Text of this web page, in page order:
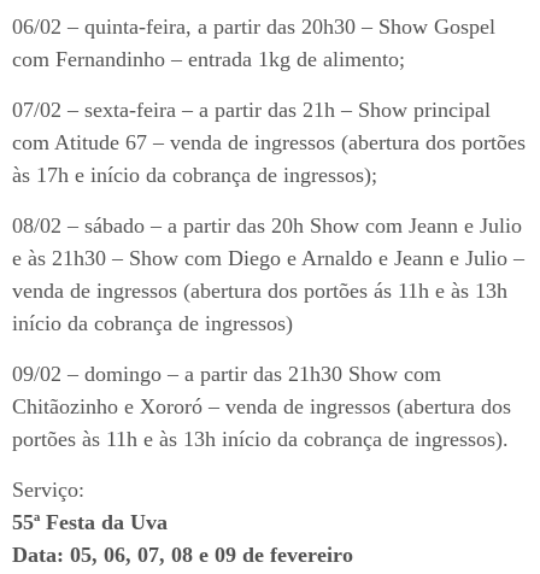
06/02 – quinta-feira, a partir das 20h30 – Show Gospel
com Fernandinho – entrada 1kg de alimento;
07/02 – sexta-feira – a partir das 21h – Show principal
com Atitude 67 – venda de ingressos (abertura dos portões
às 17h e início da cobrança de ingressos);
08/02 – sábado – a partir das 20h Show com Jeann e Julio
e às 21h30 – Show com Diego e Arnaldo e Jeann e Julio –
venda de ingressos (abertura dos portões ás 11h e às 13h
início da cobrança de ingressos)
09/02 – domingo – a partir das 21h30 Show com
Chitãozinho e Xororó – venda de ingressos (abertura dos
portões às 11h e às 13h início da cobrança de ingressos).
Serviço:
55ª Festa da Uva
Data: 05, 06, 07, 08 e 09 de fevereiro